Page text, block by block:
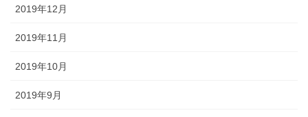
2019年12月
2019年11月
2019年10月
2019年9月